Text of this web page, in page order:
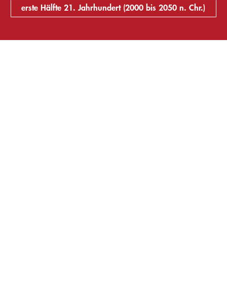
erste Hälfte 21. Jahrhundert (2000 bis 2050 n. Chr.)